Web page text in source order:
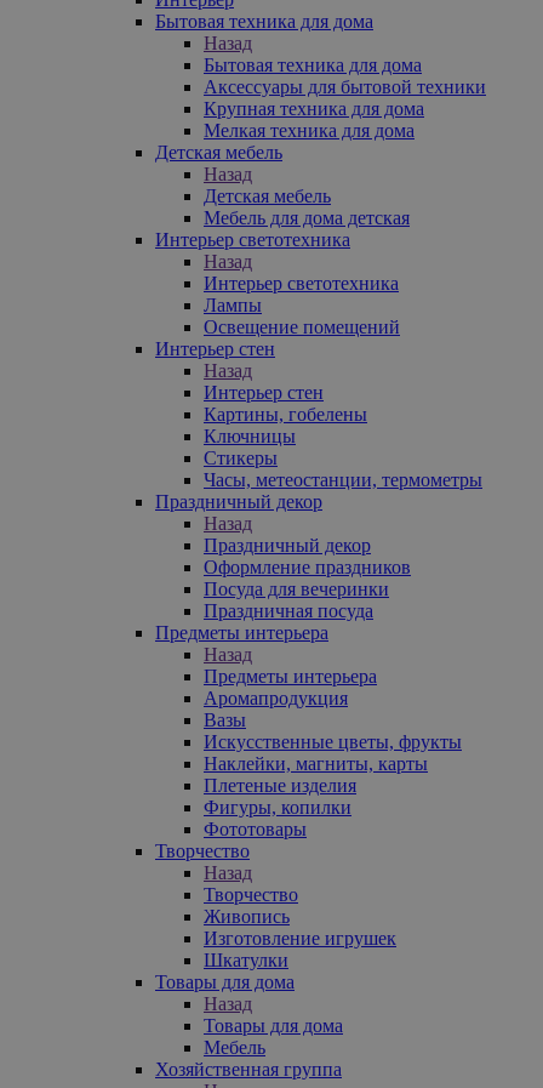
Бытовая техника для дома
Назад
Бытовая техника для дома
Аксессуары для бытовой техники
Крупная техника для дома
Мелкая техника для дома
Детская мебель
Назад
Детская мебель
Мебель для дома детская
Интерьер светотехника
Назад
Интерьер светотехника
Лампы
Освещение помещений
Интерьер стен
Назад
Интерьер стен
Картины, гобелены
Ключницы
Стикеры
Часы, метеостанции, термометры
Праздничный декор
Назад
Праздничный декор
Оформление праздников
Посуда для вечеринки
Праздничная посуда
Предметы интерьера
Назад
Предметы интерьера
Аромапродукция
Вазы
Искусственные цветы, фрукты
Наклейки, магниты, карты
Плетеные изделия
Фигуры, копилки
Фототовары
Творчество
Назад
Творчество
Живопись
Изготовление игрушек
Шкатулки
Товары для дома
Назад
Товары для дома
Мебель
Хозяйственная группа